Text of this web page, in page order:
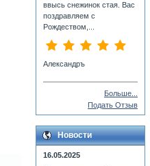
ввысь снежинок стая. Вас
поздравляем с
Рождеством,...
Александръ
Больше...
Подать Отзыв
Новости
16.05.2025